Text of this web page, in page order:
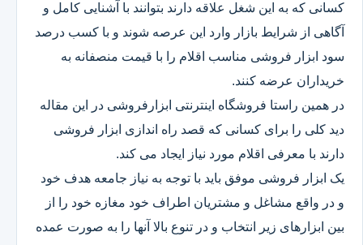
کسانی که به این شغل علاقه دارند بتوانند با آشنایی کامل و
آگاهی از شرایط بازار وارد این عرصه شوند و با کسب درصد
سود ابزار فروشی مناسب اقلام را با قیمت منصفانه به
خریداران عرضه کنند.
در همین راستا فروشگاه اینترنتی ابزارفروشی در این مقاله
دید کلی را برای کسانی که قصد راه اندازی ابزار فروشی
دارند با معرفی اقلام مورد نیاز ایجاد می کند.
یک ابزار فروشی موفق باید با توجه به نیاز جامعه هدف خود
و در واقع مشاغل و مشتریان اطراف خود مغازه خود را از
بین ابزارهای زیر انتخاب و در تنوع بالا آنها را به صورت عمده